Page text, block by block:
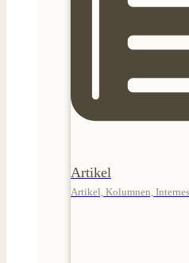
Artikel
Artikel, Kolumnen, Internes